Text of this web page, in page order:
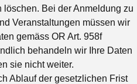
Bei der Anmeldung zu
Veranstaltungen müssen wir
gemäss OR Art. 958f
behandeln wir Ihre Daten
sie nicht weiter.
Ablauf der gesetzlichen Frist